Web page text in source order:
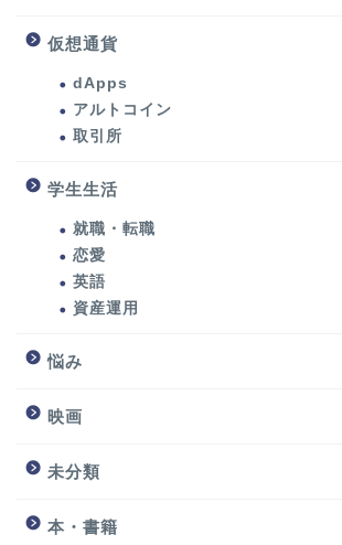
仮想通貨
dApps
アルトコイン
取引所
学生生活
就職・転職
恋愛
英語
資産運用
悩み
映画
未分類
本・書籍